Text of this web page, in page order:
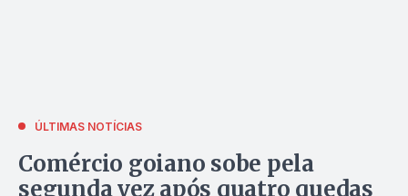
ÚLTIMAS NOTÍCIAS
Comércio goiano sobe pela
segunda vez após quatro quedas